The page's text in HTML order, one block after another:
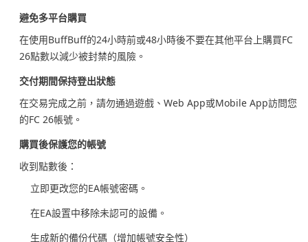
避免多平台購買
在使用BuffBuff的24小時前或48小時後不要在其他平台上購買FC
26點數以減少被封禁的風險。
交付期間保持登出狀態
在交易完成之前，請勿通過遊戲、Web App或Mobile App訪問您
的FC 26帳號。
購買後保護您的帳號
收到點數後：
立即更改您的EA帳號密碼。
在EA設置中移除未認可的設備。
生成新的備份代碼（增加帳號安全性）